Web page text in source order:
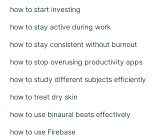
how to start investing
how to stay active during work
how to stay consistent without burnout
how to stop overusing productivity apps
how to study different subjects efficiently
how to treat dry skin
how to use binaural beats effectively
how to use Firebase